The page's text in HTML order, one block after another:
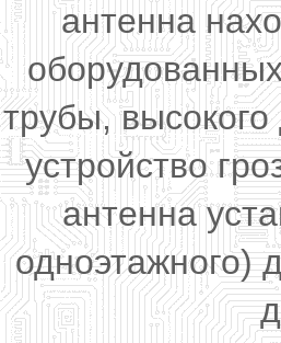
антенна
трубы,
устройство
антенна
одноэтажного)